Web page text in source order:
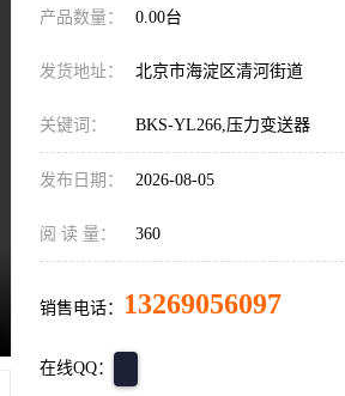
产品数量： 0.00台
发货地址： 北京市海淀区清河街道
关键词： BKS-YL266,压力变送器
发布日期： 2026-08-05
阅 读 量： 360
销售电话： 13269056097
在线QQ：